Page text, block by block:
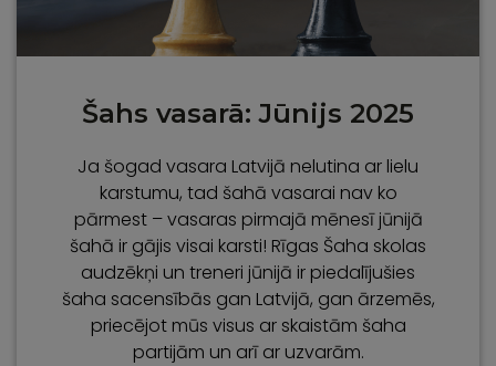
Šahs vasarā: Jūnijs 2025
Ja šogad vasara Latvijā nelutina ar lielu
karstumu, tad šahā vasarai nav ko
pārmest – vasaras pirmajā mēnesī jūnijā
šahā ir gājis visai karsti! Rīgas Šaha skolas
audzēkņi un treneri jūnijā ir piedalījušies
šaha sacensībās gan Latvijā, gan ārzemēs,
priecējot mūs visus ar skaistām šaha
partijām un arī ar uzvarām.